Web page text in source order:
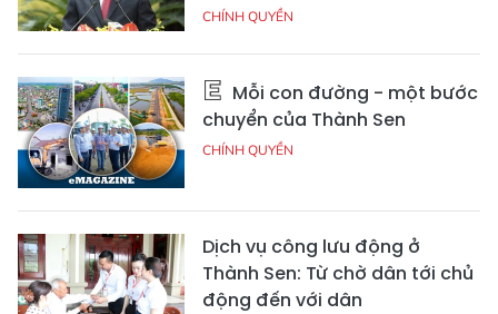
CHÍNH QUYỀN
Mỗi con đường - một bước
chuyển của Thành Sen
CHÍNH QUYỀN
Dịch vụ công lưu động ở
Thành Sen: Từ chờ dân tới chủ
động đến với dân